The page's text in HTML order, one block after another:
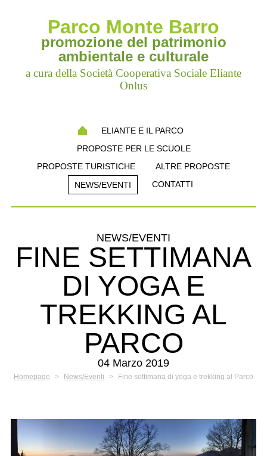
Parco Monte Barro
promozione del patrimonio
ambientale e culturale
a cura della Società Cooperativa Sociale Eliante
Onlus
ELIANTE E IL PARCO
PROPOSTE PER LE SCUOLE
PROPOSTE TURISTICHE
ALTRE PROPOSTE
NEWS/EVENTI
CONTATTI
NEWS/EVENTI
FINE SETTIMANA
DI YOGA E
TREKKING AL
PARCO
04 Marzo 2019
Homepage > News/Eventi > Fine settimana di yoga e trekking al Parco